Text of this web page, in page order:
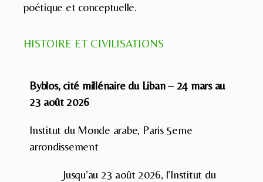
poétique et conceptuelle.
HISTOIRE ET CIVILISATIONS
Byblos, cité millénaire du Liban – 24 mars au
23 août 2026
Institut du Monde arabe, Paris 5eme
arrondissement
Jusqu’au 23 août 2026, l’Institut du